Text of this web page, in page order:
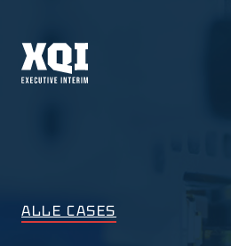
ALLE CASES